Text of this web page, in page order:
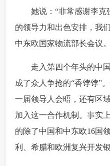
她说：“非常感谢李克
的领导力和出色安排，我
中东欧国家物流部长会议
走入第四个年头的中国
成了众人争抢的“香饽饽”
一届领导人会晤，还有区
加入这一合作机制。事实
的除了中国和中东欧16国
利、希腊和欧洲复兴开发银